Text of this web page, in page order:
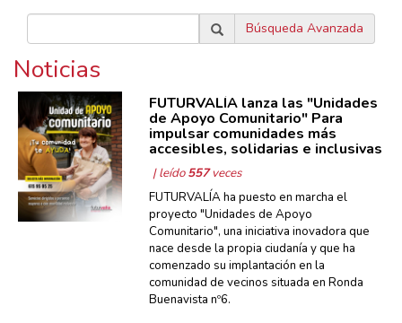
Búsqueda Avanzada
Noticias
FUTURVALÍA lanza las "Unidades
de Apoyo Comunitario" Para
impulsar comunidades más
accesibles, solidarias e inclusivas
| leído557veces
FUTURVALÍA ha puesto en marcha el
proyecto "Unidades de Apoyo
Comunitario", una iniciativa inovadora que
nace desde la propia ciudanía y que ha
comenzado su implantación en la
comunidad de vecinos situada en Ronda
Buenavista nº6.